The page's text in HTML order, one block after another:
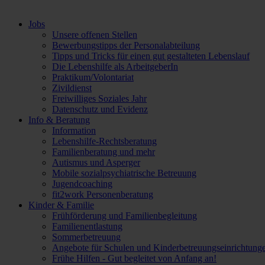
Jobs
Unsere offenen Stellen
Bewerbungstipps der Personalabteilung
Tipps und Tricks für einen gut gestalteten Lebenslauf
Die Lebenshilfe als ArbeitgeberIn
Praktikum/Volontariat
Zivildienst
Freiwilliges Soziales Jahr
Datenschutz und Evidenz
Info & Beratung
Information
Lebenshilfe-Rechtsberatung
Familienberatung und mehr
Autismus und Asperger
Mobile sozialpsychiatrische Betreuung
Jugendcoaching
fit2work Personenberatung
Kinder & Familie
Frühförderung und Familienbegleitung
Familienentlastung
Sommerbetreuung
Angebote für Schulen und
Frühe Hilfen - Gut begleitet von Anfang an!